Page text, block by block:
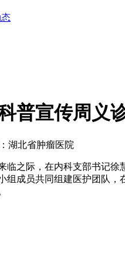
普宣传周义
湖北省肿瘤医院
之际，在内科支部书记
成员共同组建医护团队